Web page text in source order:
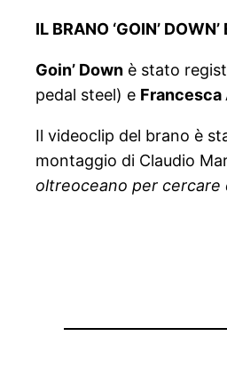
IL BRANO ‘GOIN’
Goin’ Down è stato
pedal steel) e Francesca
Il videoclip del brano è
montaggio di Claudio
oltreoceano per cercare